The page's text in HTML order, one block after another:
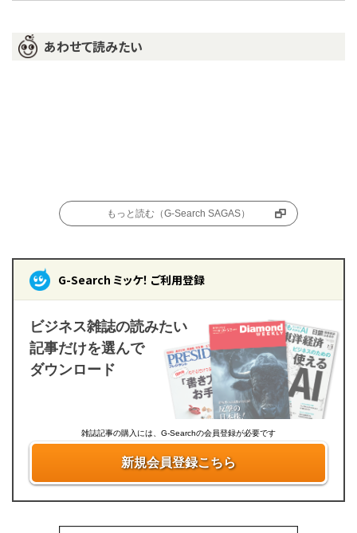
あわせて読みたい
もっと読む（G-Search SAGAS）
G-Search ミッケ！ ご利用登録
ビジネス雑誌の読みたい
記事だけを選んで
ダウンロード
雑誌記事の購入には、G-Searchの会員登録が必要です
新規会員登録こちら